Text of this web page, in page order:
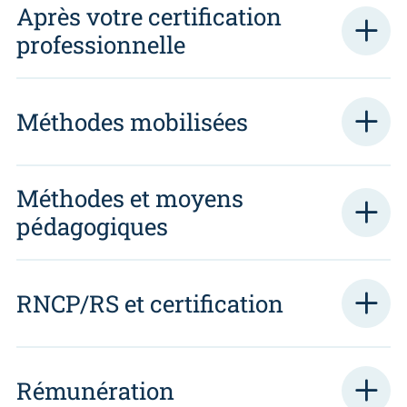
Après votre certification
professionnelle
Méthodes mobilisées
Méthodes et moyens
pédagogiques
RNCP/RS et certification
Rémunération